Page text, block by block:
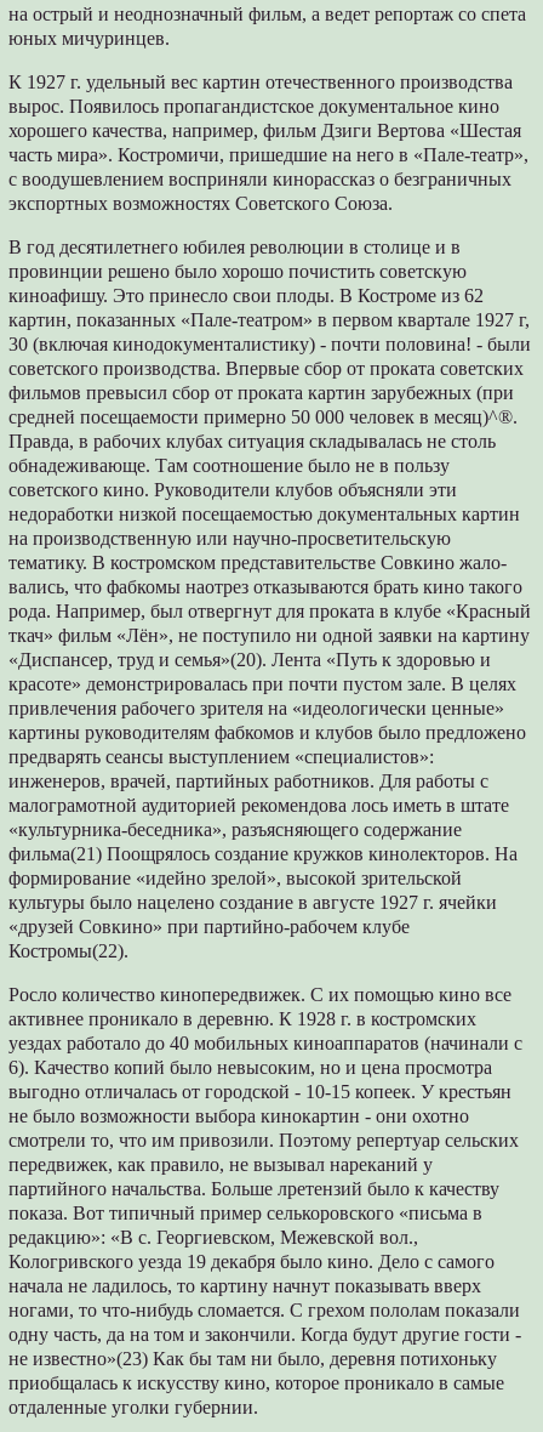
на острый и не­однозначный фильм, а ведет репортаж со спе­та
юных мичуринцев.
К 1927 г. удельный вес картин отечествен­ного производства
вырос. Появилось пропа­гандистское документальное кино
хорошего качества, например, фильм Дзиги Вертова «Шестая
часть мира». Костромичи, пришед­шие на него в «Пале-театр»,
с воодушевле­нием восприняли кинорассказ о безграничных
экспортных возможностях Советского Союза.
В год десятилетнего юбилея революции в столице и в
провинции решено было хорошо почистить советскую
киноафишу. Это принесло свои плоды. В Костроме из 62
картин, показан­ных «Пале-театром» в первом квартале 1927 г,
30 (включая кинодокументалистику) - почти половина! - были
советского производства. Впервые сбор от проката советских
фильмов превысил сбор от проката картин зарубежных (при
средней посещаемости примерно 50 000 человек в месяц)^®.
Правда, в рабочих клубах ситуация складывалась не столь
обнадежи­вающе. Там соотношение было не в пользу
советского кино. Руководители клубов объяс­няли эти
недоработки низкой посещаемостью документальных картин
на производственную или научно-просветительскую
тематику. В ко­стромском представительстве Совкино жало­
вались, что фабкомы наотрез отказываются брать кино такого
рода. Например, был от­вергнут для проката в клубе «Красный
ткач» фильм «Лён», не поступило ни одной заявки на картину
«Диспансер, труд и семья»(20). Лента «Путь к здоровью и
красоте» демонстрирова­лась при почти пустом зале. В целях
привле­чения рабочего зрителя на «идеологически ценные»
картины руководителям фабкомов и клубов было предложено
предварять сеансы выступлением «специалистов»:
инженеров, врачей, партийных работников. Для работы с
малограмотной аудиторией рекомендова­ лось иметь в штате
«культурника-беседника», разъясняющего содержание
фильма(21) Поощ­рялось создание кружков кинолекторов. На
формирование «идейно зрелой», высокой зри­тельской
культуры было нацелено создание в августе 1927 г. ячейки
«друзей Совкино» при партийно-рабочем клубе
Костромы(22).
Росло количество кинопередвижек. С их по­мощью кино все
активнее проникало в дерев­ню. К 1928 г. в костромских
уездах работало до 40 мобильных киноаппаратов (начинали с
6). Качество копий было невысоким, но и цена просмотра
выгодно отличалась от городской - 10-15 копеек. У крестьян
не было возможности выбора кинокартин - они охотно
смотрели то, что им привозили. Поэтому репертуар сель­ских
передвижек, как правило, не вызывал нареканий у
партийного начальства. Больше лретензий было к качеству
показа. Вот типич­ный пример селькоровского «письма в
редак­цию»: «В с. Георгиевском, Межевской вол.,
Кологривского уезда 19 декабря было кино. Дело с самого
начала не ладилось, то картину нач­нут показывать вверх
ногами, то что-нибудь сломается. С грехом пололам показали
одну часть, да на том и закончили. Когда будут дру­гие гости -
не известно»(23) Как бы там ни было, деревня потихоньку
приобщалась к искусству кино, которое проникало в самые
отдаленные уголки губернии.